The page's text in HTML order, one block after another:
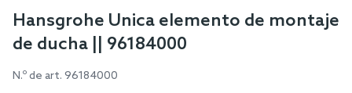
Skip
to
beginning
Hansgrohe Unica elemento de montaje
de ducha || 96184000
N.º de art. 96184000